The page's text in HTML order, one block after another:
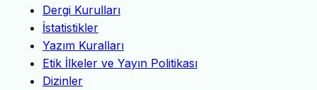
Dergi Kurulları
İstatistikler
Yazım Kuralları
Etik İlkeler ve Yayın Politikası
Dizinler